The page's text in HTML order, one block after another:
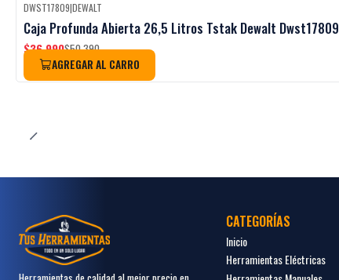
-27%OFF Black Week
DWST17809|DEWALT
Caja Profunda Abierta 26,5 Litros Tstak Dewalt Dwst17809
$36.990$50.390
AGREGAR AL CARRO
CATEGORÍAS
Inicio
Herramientas Eléctricas